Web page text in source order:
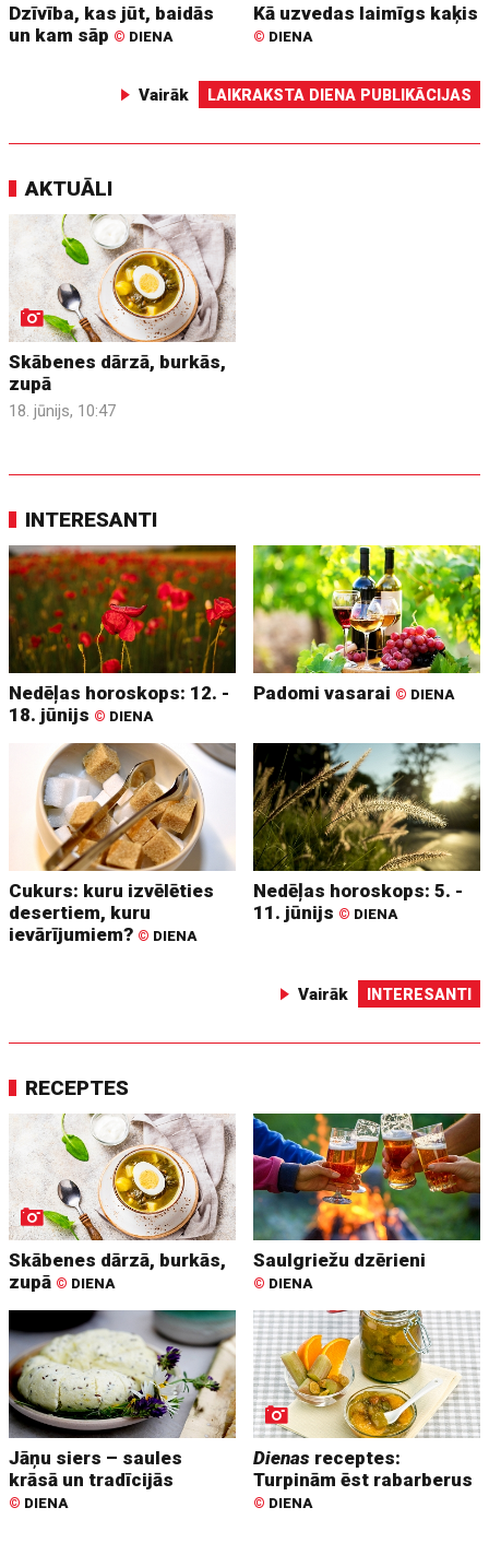
Dzīvība, kas jūt, baidās
un kam sāp © DIENA
Kā uzvedas laimīgs kaķis
© DIENA
Vairāk LAIKRAKSTA DIENA PUBLIKĀCIJAS
AKTUĀLI
Skābenes dārzā, burkās,
zupā
18. jūnijs, 10:47
INTERESANTI
Nedēļas horoskops: 12. -
18. jūnijs © DIENA
Padomi vasarai © DIENA
Cukurs: kuru izvēlēties
desertiem, kuru
ievārījumiem? © DIENA
Nedēļas horoskops: 5. -
11. jūnijs © DIENA
Vairāk INTERESANTI
RECEPTES
Skābenes dārzā, burkās,
zupā © DIENA
Saulgriežu dzērieni
© DIENA
Jāņu siers – saules
krāsā un tradīcijās
© DIENA
Dienas receptes:
Turpinām ēst rabarberus
© DIENA